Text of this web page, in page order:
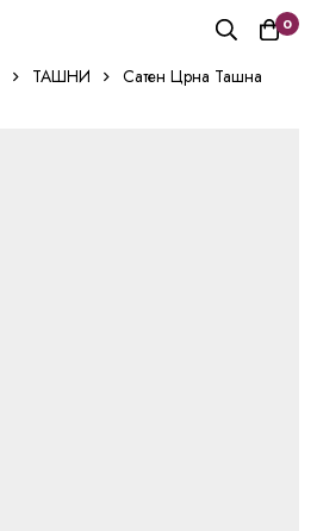
0
ТАШНИ Сатен Црна Ташна